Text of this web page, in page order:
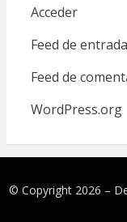
Acceder
Feed de
Feed de
WordPress.org
© Copyright 2026 –